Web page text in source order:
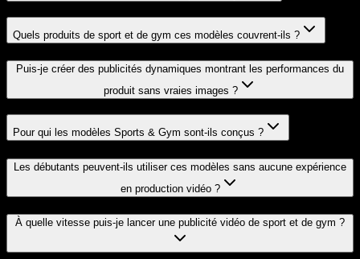
Quels produits de sport et de gym ces modèles couvrent-ils ?
Puis-je créer des publicités dynamiques montrant les performances du
produit sans vraies images ?
Pour qui les modèles Sports & Gym sont-ils conçus ?
Les débutants peuvent-ils utiliser ces modèles sans aucune expérience
en production vidéo ?
À quelle vitesse puis-je lancer une publicité vidéo de sport et de gym ?